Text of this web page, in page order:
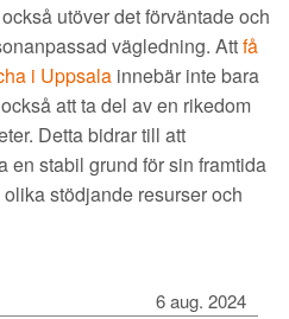
utöver det förväntade och
vägledning. Attfå
i Uppsalainnebär inte bara
att ta del av en rikedom
Detta bidrar till att
en stabil grund för sin framtida
stödjande resurser och
6 aug. 2024